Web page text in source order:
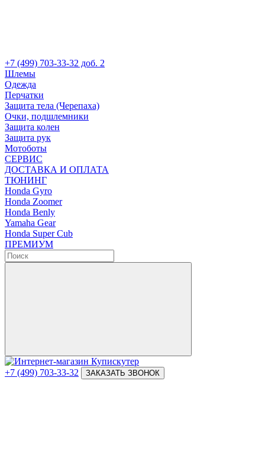
+7 (499) 703-33-32 доб. 2
Шлемы
Одежда
Перчатки
Защита тела (Черепаха)
Очки, подшлемники
Защита колен
Защита рук
Мотоботы
СЕРВИС
ДОСТАВКА И ОПЛАТА
ТЮНИНГ
Honda Gyro
Honda Zoomer
Honda Benly
Yamaha Gear
Honda Super Cub
ПРЕМИУМ
+7 (499) 703-33-32 ЗАКАЗАТЬ ЗВОНОК